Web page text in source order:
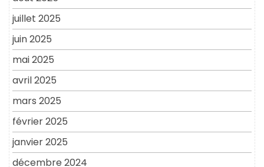
juillet 2025
juin 2025
mai 2025
avril 2025
mars 2025
février 2025
janvier 2025
décembre 2024